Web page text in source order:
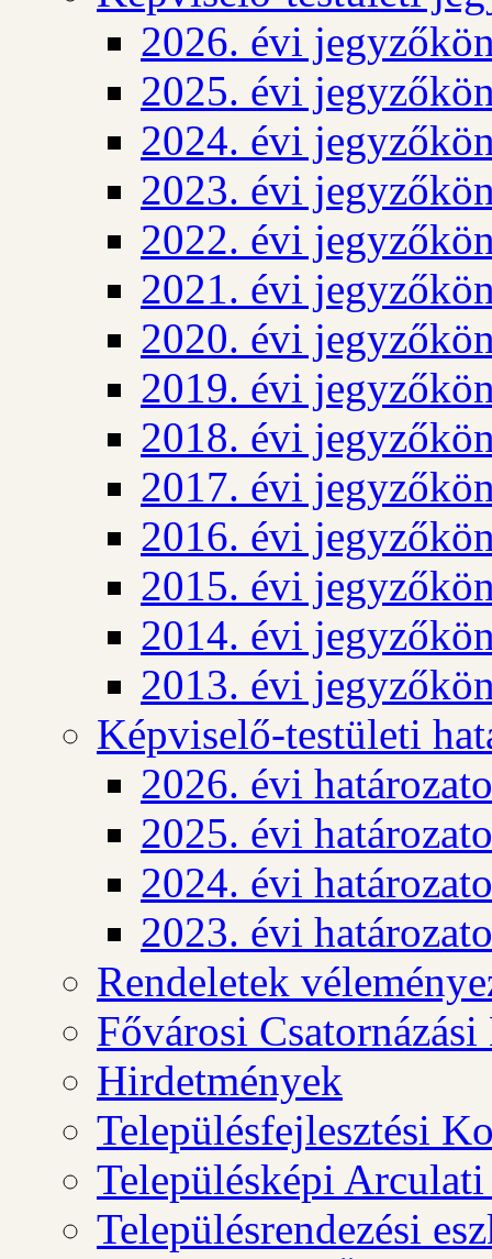
2026. évi
2025. évi
2024. évi
2023. évi
2022. évi
2021. évi
2020. évi
2019. évi
2018. évi
2017. évi
2016. évi
2015. évi
2014. évi
2013. évi
Képviselő-testületi
2026. évi
2025. évi
2024. évi
2023. évi
Rendeletek
Fővárosi
Hirdetmények
Településfejlesztési
Településképi
Településrendezési